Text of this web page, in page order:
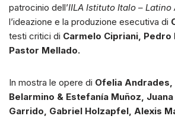
patrocinio dell’IILA Istituto Italo –
l’ideazione e la produzione esecutiva di
testi critici di Carmelo Cipriani, Pedro
Pastor Mellado.
In mostra le opere di Ofelia Andrades,
Belarmino & Estefanía Muñoz,
Garrido, Gabriel Holzapfel, Alexis